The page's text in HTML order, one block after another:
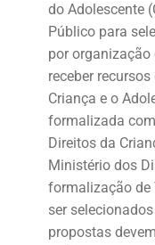
do Adolescente
Público para
por organização
receber
Criança e o
formalizada
Direitos da
Ministério dos
formalização de
ser
propostas